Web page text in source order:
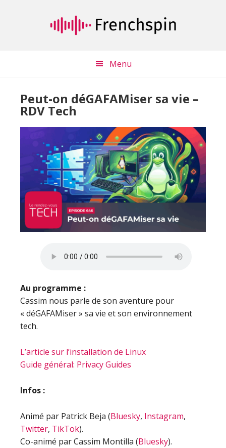
Menu
Peut-on déGAFAMiser sa vie –
RDV Tech
Au programme :
Cassim nous parle de son aventure pour
« déGAFAMiser » sa vie et son environnement
tech.
L’article sur l’installation de Linux
Guide général: Privacy Guides
Infos :
Animé par Patrick Beja (Bluesky, Instagram,
Twitter, TikTok).
Co-animé par Cassim Montilla (Bluesky).